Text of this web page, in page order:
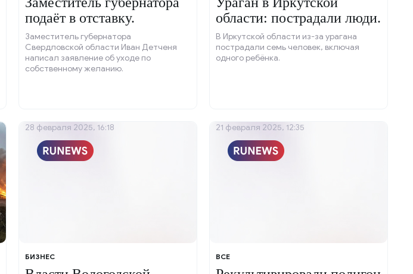
подаёт в отставку.
Заместитель губернатора
Свердловской области Иван Детченя
написал заявление об уходе по
собственному желанию.
области: пострадали люди.
В Иркутской области из-за урагана
пострадали семь человек, включая
одного ребёнка.
БИЗНЕС
28 февраля 2025, 16:18
ВСЕ
21 февраля 2025, 12:35